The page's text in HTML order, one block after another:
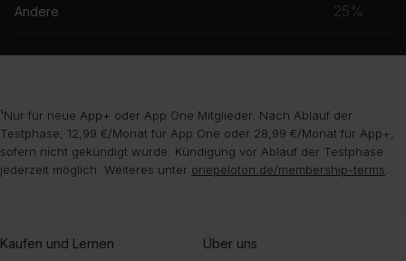
Andere 25%
¹Nur für neue App+ oder App One Mitglieder. Nach Ablauf der
Testphase, 12,99 €/Monat für App One oder 28,99 €/Monat für App+,
sofern nicht gekündigt wurde. Kündigung vor Ablauf der Testphase
jederzeit möglich. Weiteres unter onepeloton.de/membership-terms
Kaufen und Lernen Über uns